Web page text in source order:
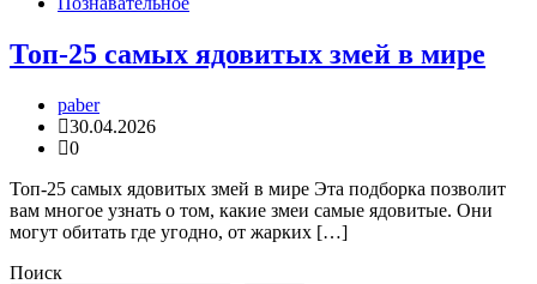
Топ-25 самых ядовитых змей в мире
paber
30.04.2026
0
Топ-25 самых ядовитых змей в мире Эта подборка позволит
вам многое узнать о том, какие змеи самые ядовитые. Они
могут обитать где угодно, от жарких […]
Поиск